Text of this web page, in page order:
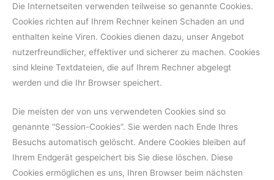
Die Internetseiten verwenden teilweise so genannte Cookies.
Cookies richten auf Ihrem Rechner keinen Schaden an und
enthalten keine Viren. Cookies dienen dazu, unser Angebot
nutzerfreundlicher, effektiver und sicherer zu machen. Cookies
sind kleine Textdateien, die auf Ihrem Rechner abgelegt
werden und die Ihr Browser speichert.
Die meisten der von uns verwendeten Cookies sind so
genannte “Session-Cookies”. Sie werden nach Ende Ihres
Besuchs automatisch gelöscht. Andere Cookies bleiben auf
Ihrem Endgerät gespeichert bis Sie diese löschen. Diese
Cookies ermöglichen es uns, Ihren Browser beim nächsten